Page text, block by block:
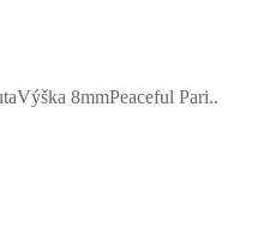
8mmPeaceful Pari..